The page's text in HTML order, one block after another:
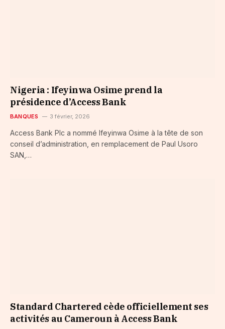
Nigeria : Ifeyinwa Osime prend la
présidence d’Access Bank
BANQUES 3 février, 2026
Access Bank Plc a nommé Ifeyinwa Osime à la tête de son
conseil d’administration, en remplacement de Paul Usoro
SAN,…
Standard Chartered cède officiellement ses
activités au Cameroun à Access Bank